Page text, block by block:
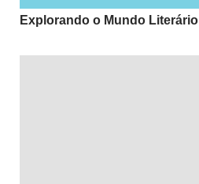
Explorando o Mundo Literário